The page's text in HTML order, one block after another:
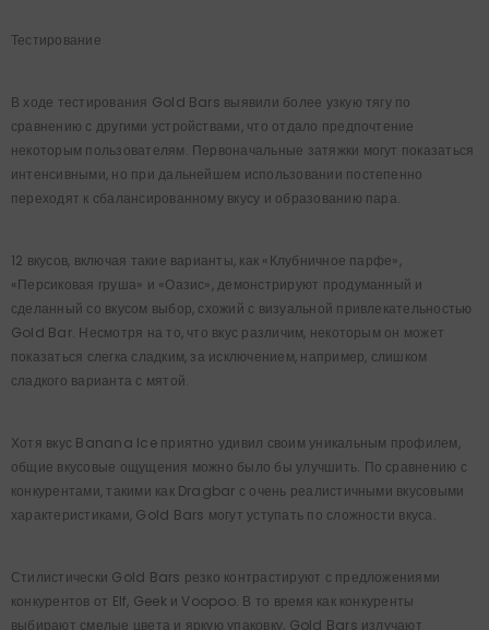
Тестирование
В ходе тестирования Gold Bars выявили более узкую тягу по
сравнению с другими устройствами, что отдало предпочтение
некоторым пользователям. Первоначальные затяжки могут показаться
интенсивными, но при дальнейшем использовании постепенно
переходят к сбалансированному вкусу и образованию пара.
12 вкусов, включая такие варианты, как «Клубничное парфе»,
«Персиковая груша» и «Оазис», демонстрируют продуманный и
сделанный со вкусом выбор, схожий с визуальной привлекательностью
Gold Bar. Несмотря на то, что вкус различим, некоторым он может
показаться слегка сладким, за исключением, например, слишком
сладкого варианта с мятой.
Хотя вкус Banana Ice приятно удивил своим уникальным профилем,
общие вкусовые ощущения можно было бы улучшить. По сравнению с
конкурентами, такими как Dragbar с очень реалистичными вкусовыми
характеристиками, Gold Bars могут уступать по сложности вкуса.
Стилистически Gold Bars резко контрастируют с предложениями
конкурентов от Elf, Geek и Voopoo. В то время как конкуренты
выбирают смелые цвета и яркую упаковку, Gold Bars излучают